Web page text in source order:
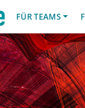
FÜR TEAMS